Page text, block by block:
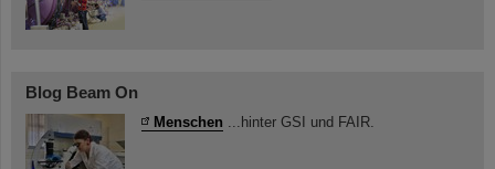
Blog Beam On
Menschen ...hinter GSI und FAIR.